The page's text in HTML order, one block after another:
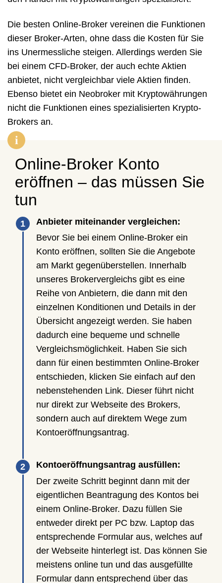
Die besten Online-Broker vereinen die Funktionen
dieser Broker-Arten, ohne dass die Kosten für Sie
ins Unermessliche steigen. Allerdings werden Sie
bei einem CFD-Broker, der auch echte Aktien
anbietet, nicht vergleichbar viele Aktien finden.
Ebenso bietet ein Neobroker mit Kryptowährungen
nicht die Funktionen eines spezialisierten Krypto-
Brokers an.
Online-Broker Konto
eröffnen – das müssen Sie
tun
Anbieter miteinander vergleichen:
Bevor Sie bei einem Online-Broker ein
Konto eröffnen, sollten Sie die Angebote
am Markt gegenüberstellen. Innerhalb
unseres Brokervergleichs gibt es eine
Reihe von Anbietern, die dann mit den
einzelnen Konditionen und Details in der
Übersicht angezeigt werden. Sie haben
dadurch eine bequeme und schnelle
Vergleichsmöglichkeit. Haben Sie sich
dann für einen bestimmten Online-Broker
entschieden, klicken Sie einfach auf den
nebenstehenden Link. Dieser führt nicht
nur direkt zur Webseite des Brokers,
sondern auch auf direktem Wege zum
Kontoeröffnungsantrag.
Kontoeröffnungsantrag ausfüllen:
Der zweite Schritt beginnt dann mit der
eigentlichen Beantragung des Kontos bei
einem Online-Broker. Dazu füllen Sie
entweder direkt per PC bzw. Laptop das
entsprechende Formular aus, welches auf
der Webseite hinterlegt ist. Das können Sie
meistens online tun und das ausgefüllte
Formular dann entsprechend über das